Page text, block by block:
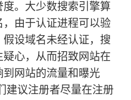
。大少数搜索引擎算
由于认证进程可以验
设域名未经认证，搜
心，从而招致网站在
网站的流量和曝光
建议注册者尽量在注册